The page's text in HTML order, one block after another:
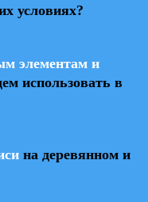
условиях?
элементам и
использовать в
на деревянном и